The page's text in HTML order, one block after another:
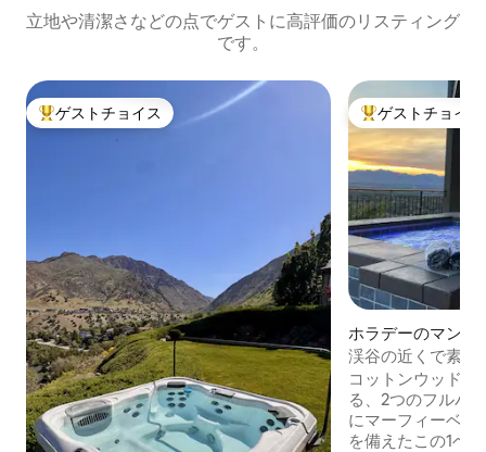
立地や清潔さなどの点でゲストに高評価のリスティング
です。
大好評のゲストチョイスです。
ゲストチョイス 大好評のゲスト
ゲストチョイス
ホラデーのマンシ
パート
渓谷の近くで素晴
しめるジャグジー
コットンウッド・
る、2つのフルバ
にマーフィーベッ
を備えたこの1ベ